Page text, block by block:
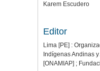
Karem Escudero
Editor
Lima [PE] :
Indígenas Andinas
[ONAMIAP] ;